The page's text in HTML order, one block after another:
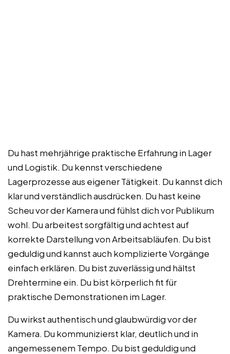
Du hast mehrjährige praktische Erfahrung in Lager
und Logistik. Du kennst verschiedene
Lagerprozesse aus eigener Tätigkeit. Du kannst dich
klar und verständlich ausdrücken. Du hast keine
Scheu vor der Kamera und fühlst dich vor Publikum
wohl. Du arbeitest sorgfältig und achtest auf
korrekte Darstellung von Arbeitsabläufen. Du bist
geduldig und kannst auch komplizierte Vorgänge
einfach erklären. Du bist zuverlässig und hältst
Drehtermine ein. Du bist körperlich fit für
praktische Demonstrationen im Lager.
Du wirkst authentisch und glaubwürdig vor der
Kamera. Du kommunizierst klar, deutlich und in
angemessenem Tempo. Du bist geduldig und